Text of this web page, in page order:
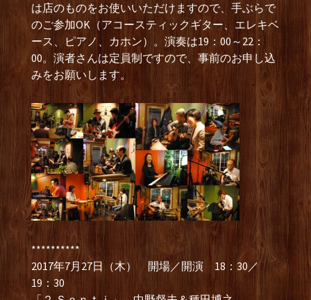
は店のものをお使いいただけますので、手ぶらで
のご参加OK（アコースティックギター、エレキベ
ース、ピアノ、カホン）。演奏は19：00～22：
00。演者さんは定員制ですので、事前のお申し込
みをお願いします。
**********
2017年7月27日（木） 開場／開演 18：30／
19：30